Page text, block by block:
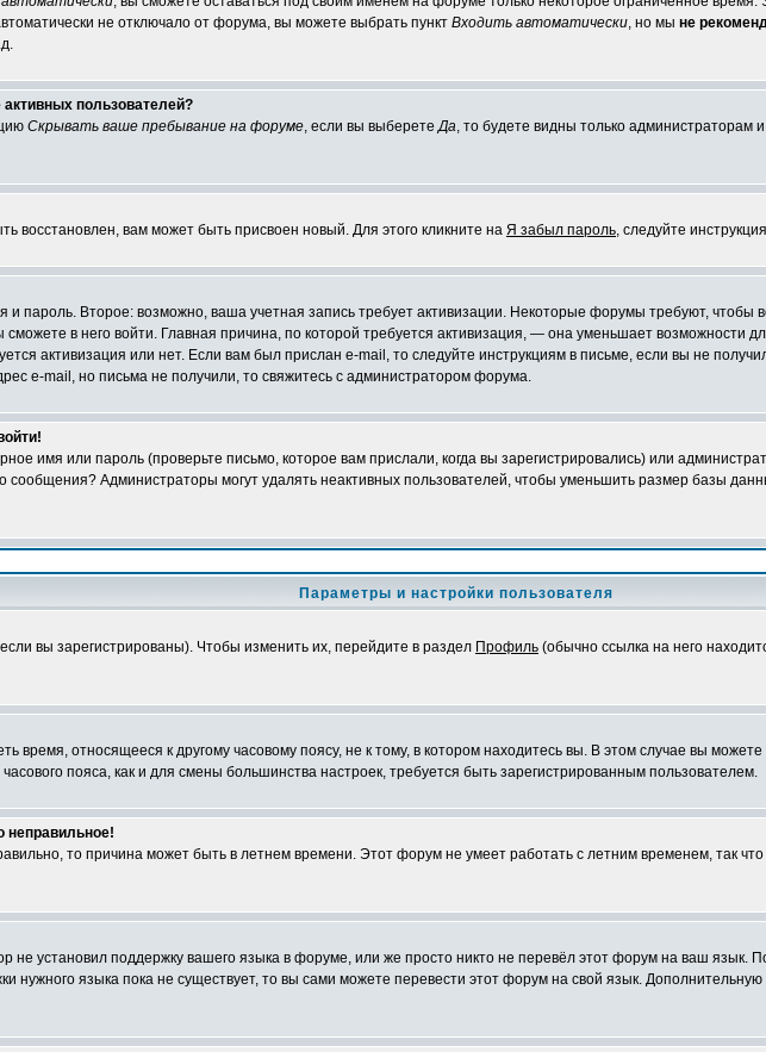
не отключало от форума, вы можете выбрать пункт Входить автоматически, но мы не
пользователей?
Скрывать ваше пребывание на форуме, если вы выберетеДа, то будете видны только администраторам
восстановлен, вам может быть присвоен новый. Для этого кликните на Я забыл пароль, следуйте
и пароль. Второе: возможно, ваша учетная запись требует активизации. Некоторые форумы требуют, чтобы
в него войти. Главная причина, по которой требуется активизация, — она уменьшает возможности
активизация или нет. Если вам был прислан e-mail, то следуйте инструкциям в письме, если вы не
e-mail, но письма не получили, то свяжитесь с администратором форума.
имя или пароль (проверьте письмо, которое вам прислали, когда вы зарегистрировались) или
сообщения? Администраторы могут удалять неактивных пользователей, чтобы уменьшить размер базы
Параметры и настройки пользователя
вы зарегистрированы). Чтобы изменить их, перейдите в раздел Профиль (обычно ссылка на него
время, относящееся к другому часовому поясу, не к тому, в котором находитесь вы. В этом случае вы
пояса, как и для смены большинства настроек, требуется быть зарегистрированным пользователем.
неправильное!
то причина может быть в летнем времени. Этот форум не умеет работать с летним временем, так
не установил поддержку вашего языка в форуме, или же просто никто не перевёл этот форум на ваш язык.
нужного языка пока не существует, то вы сами можете перевести этот форум на свой язык.